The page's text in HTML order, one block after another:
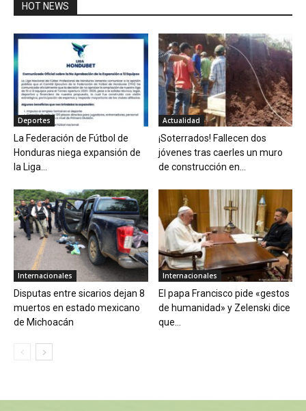
HOT NEWS
Deportes
La Federación de Fútbol de
Honduras niega expansión de
la Liga...
Actualidad
¡Soterrados! Fallecen dos
jóvenes tras caerles un muro
de construcción en...
Internacionales
Disputas entre sicarios dejan 8
muertos en estado mexicano
de Michoacán
Internacionales
El papa Francisco pide «gestos
de humanidad» y Zelenski dice
que...